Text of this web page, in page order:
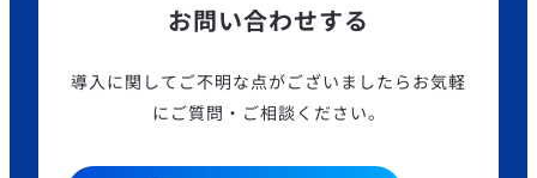
お問い合わせする
導入に関してご不明な点がございましたら お気軽
にご質問・ご相談ください。